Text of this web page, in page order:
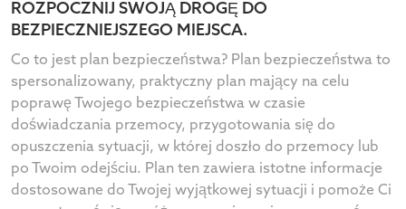
ROZPOCZNIJ SWOJĄ DROGĘ DO
BEZPIECZNIEJSZEGO MIEJSCA.
Co to jest plan bezpieczeństwa? Plan bezpieczeństwa to
spersonalizowany, praktyczny plan mający na celu
poprawę Twojego bezpieczeństwa w czasie
doświadczania przemocy, przygotowania się do
opuszczenia sytuacji, w której doszło do przemocy lub
po Twoim odejściu. Plan ten zawiera istotne informacje
dostosowane do Twojej wyjątkowej sytuacji i pomoże Ci